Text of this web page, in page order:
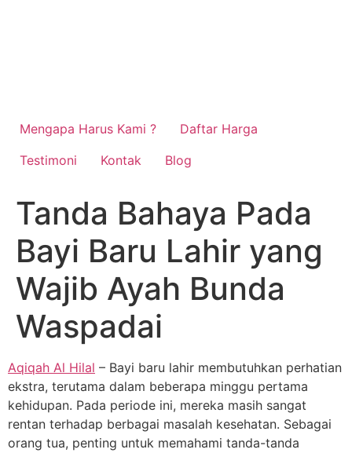
Mengapa Harus Kami ?
Daftar Harga
Testimoni
Kontak Blog
Tanda Bahaya Pada
Bayi Baru Lahir yang
Wajib Ayah Bunda
Waspadai
Aqiqah Al Hilal – Bayi baru lahir membutuhkan perhatian
ekstra, terutama dalam beberapa minggu pertama
kehidupan. Pada periode ini, mereka masih sangat
rentan terhadap berbagai masalah kesehatan. Sebagai
orang tua, penting untuk memahami tanda-tanda